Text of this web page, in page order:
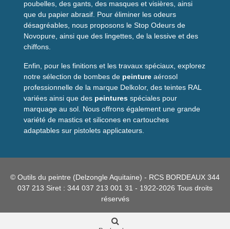
poubelles, des gants, des masques et visières, ainsi
que du papier abrasif. Pour éliminer les odeurs
désagréables, nous proposons le Stop Odeurs de
Novopure, ainsi que des lingettes, de la lessive et des
chiffons.
Enfin, pour les finitions et les travaux spéciaux, explorez
notre sélection de bombes de peinture aérosol
professionnelle de la marque Delkolor, des teintes RAL
variées ainsi que des peintures spéciales pour
marquage au sol. Nous offrons également une grande
variété de mastics et silicones en cartouches
adaptables sur pistolets applicateurs.
© Outils du peintre (Delzongle Aquitaine) - RCS BORDEAUX 344
037 213 Siret : 344 037 213 001 31 - 1922-2026 Tous droits
réservés